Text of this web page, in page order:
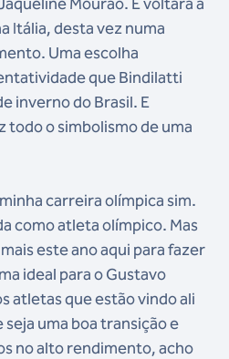
Itália, desta vez numa
Uma escolha
que Bindilatti
inverno do Brasil. E
todo o simbolismo de uma
carreira olímpica sim.
como atleta olímpico. Mas
este ano aqui para fazer
ideal para o Gustavo
atletas que estão vindo ali
uma boa transição e
no alto rendimento, acho